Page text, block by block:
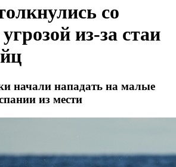
со
из-за стаи
начали нападать на малые
из мести